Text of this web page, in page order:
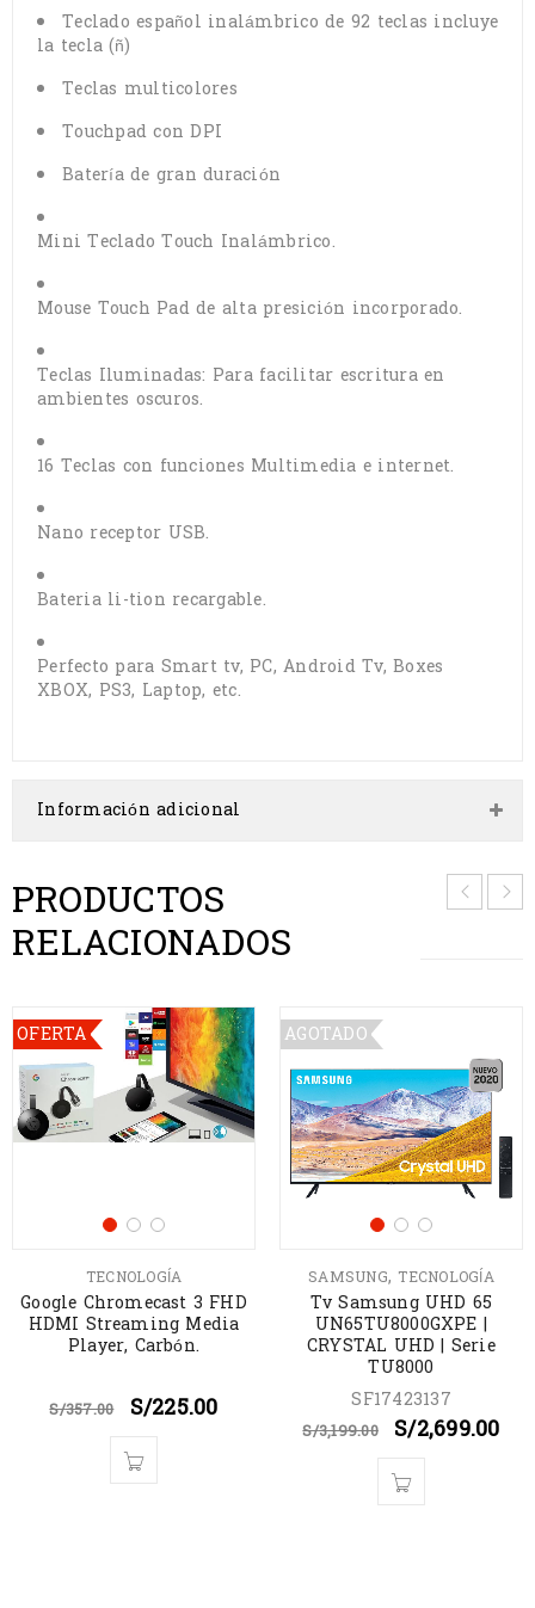
Teclado español inalámbrico de 92 teclas incluye
la tecla (ñ)
Teclas multicolores
Touchpad con DPI
Batería de gran duración
Mini Teclado Touch Inalámbrico.
Mouse Touch Pad de alta presición incorporado.
Teclas Iluminadas: Para facilitar escritura en
ambientes oscuros.
16 Teclas con funciones Multimedia e internet.
Nano receptor USB.
Bateria li-tion recargable.
Perfecto para Smart tv, PC, Android Tv, Boxes
XBOX, PS3, Laptop, etc.
Información adicional
PRODUCTOS
RELACIONADOS
OFERTA
TECNOLOGÍA
Google Chromecast 3 FHD
HDMI Streaming Media
Player, Carbón.
S/357.00 S/225.00
AGOTADO
SAMSUNG, TECNOLOGÍA
Tv Samsung UHD 65
UN65TU8000GXPE |
CRYSTAL UHD | Serie
TU8000
SF17423137
S/3,199.00 S/2,699.00